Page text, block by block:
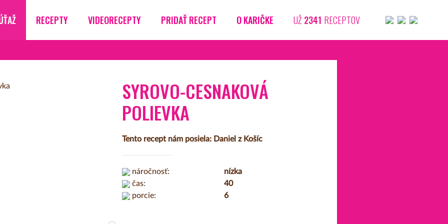
RECEPTY VIDEORECEPTY PRIDAŤ RECEPT O KARIČKE UŽ 2341 RECEPTOV
SYROVO-CESNAKOVÁ
POLIEVKA
Tento recept nám posiela: Daniel z Košíc
náročnosť:
nízka
čas:
40
porcie:
6